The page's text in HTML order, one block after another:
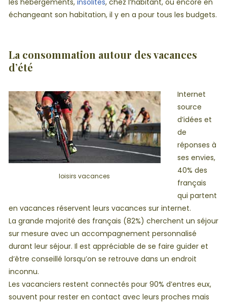
échangeant son habitation, il y en a pour tous les budgets.
La consommation autour des vacances
d’été
loisirs vacances
Internet
source
d’idées et
de
réponses à
ses envies,
40% des
français
qui partent
en vacances réservent leurs vacances sur internet.
La grande majorité des français (82%) cherchent un séjour
sur mesure avec un accompagnement personnalisé
durant leur séjour. Il est appréciable de se faire guider et
d’être conseillé lorsqu’on se retrouve dans un endroit
inconnu.
Les vacanciers restent connectés pour 90% d’entres eux,
souvent pour rester en contact avec leurs proches mais